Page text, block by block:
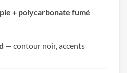
+ polycarbonate fumé
— contour noir, accents